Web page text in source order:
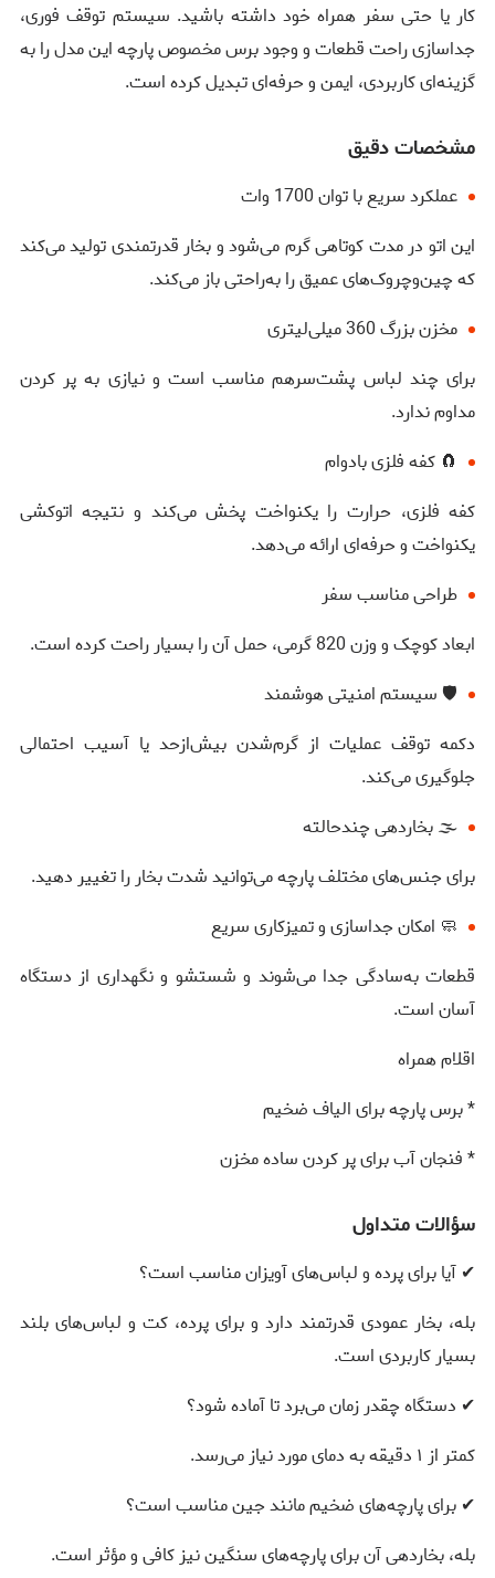
کار یا حتی سفر همراه خود داشته باشید. سیستم توقف فوری،
جداسازی راحت قطعات و وجود برس مخصوص پارچه این مدل را به
گزینه‌ای کاربردی، ایمن و حرفه‌ای تبدیل کرده است.
مشخصات دقیق
عملکرد سریع با توان 1700 وات
این اتو در مدت کوتاهی گرم می‌شود و بخار قدرتمندی تولید می‌کند
که چین‌وچروک‌های عمیق را به‌راحتی باز می‌کند.
مخزن بزرگ 360 میلی‌لیتری
برای چند لباس پشت‌سرهم مناسب است و نیازی به پر کردن
مداوم ندارد.
🧲 کفه فلزی بادوام
کفه فلزی، حرارت را یکنواخت پخش می‌کند و نتیجه اتوکشی
یکنواخت و حرفه‌ای ارائه می‌دهد.
طراحی مناسب سفر
ابعاد کوچک و وزن 820 گرمی، حمل آن را بسیار راحت کرده است.
🛡 سیستم امنیتی هوشمند
دکمه توقف عملیات از گرم‌شدن بیش‌ازحد یا آسیب احتمالی
جلوگیری می‌کند.
🌫 بخاردهی چندحالته
برای جنس‌های مختلف پارچه می‌توانید شدت بخار را تغییر دهید.
🧼 امکان جداسازی و تمیزکاری سریع
قطعات به‌سادگی جدا می‌شوند و شستشو و نگهداری از دستگاه
آسان است.
اقلام همراه
* برس پارچه برای الیاف ضخیم
* فنجان آب برای پر کردن ساده مخزن
سؤالات متداول
✔ آیا برای پرده و لباس‌های آویزان مناسب است؟
بله، بخار عمودی قدرتمند دارد و برای پرده، کت و لباس‌های بلند
بسیار کاربردی است.
✔ دستگاه چقدر زمان می‌برد تا آماده شود؟
کمتر از ۱ دقیقه به دمای مورد نیاز می‌رسد.
✔ برای پارچه‌های ضخیم مانند جین مناسب است؟
بله، بخاردهی آن برای پارچه‌های سنگین نیز کافی و مؤثر است.